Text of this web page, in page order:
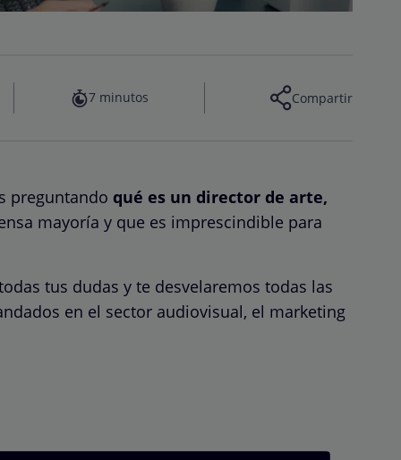
7 minutos Compartir
preguntando qué es un director de arte,
mayoría y que es imprescindible para
tus dudas y te desvelaremos todas las
en el sector audiovisual, el marketing